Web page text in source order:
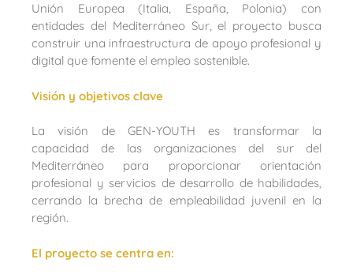
Unión Europea (Italia, España, Polonia) con
entidades del Mediterráneo Sur, el proyecto busca
construir una infraestructura de apoyo profesional y
digital que fomente el empleo sostenible.
Visión y objetivos clave
La visión de GEN-YOUTH es transformar la
capacidad de las organizaciones del sur del
Mediterráneo para proporcionar orientación
profesional y servicios de desarrollo de habilidades,
cerrando la brecha de empleabilidad juvenil en la
región.
El proyecto se centra en: